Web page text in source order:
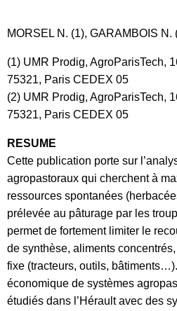
MORSEL N. (1), GARAMBOIS N.
(1) UMR Prodig, AgroParisTech,
75321, Paris CEDEX 05
(2) UMR Prodig, AgroParisTech,
75321, Paris CEDEX 05
RESUME
Cette publication porte sur
agropastoraux qui cherchent à
ressources spontanées
prélevée au pâturage par les
permet de fortement limiter le
de synthèse, aliments
fixe (tracteurs, outils,
économique de systèmes
étudiés dans l’Hérault avec des